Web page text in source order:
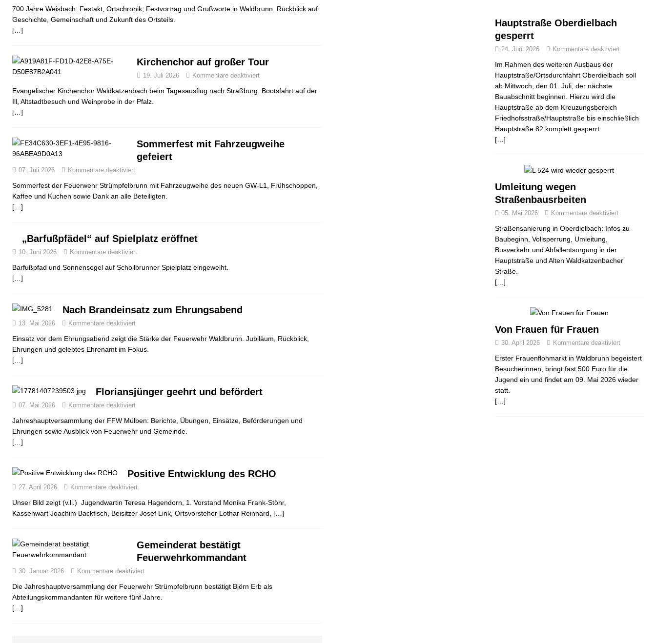
700 Jahre Weisbach: Festakt, Ortschronik, Festvortrag und Grußworte in Waldbrunn. Rückblick auf
Geschichte, Gemeinschaft und Zukunft des Ortsteils.
[…]
Kirchenchor auf großer Tour
19. Juli 2026 Kommentare deaktiviert
Evangelischer Kirchenchor Waldkatzenbach beim Tagesausflug nach Straßburg: Bootsfahrt auf der
Ill, Altstadtbesuch und Weinprobe in der Pfalz.
[…]
Sommerfest mit Fahrzeugweihe
gefeiert
07. Juli 2026 Kommentare deaktiviert
Sommerfest der Feuerwehr Strümpfelbrunn mit Fahrzeugweihe des neuen GW-L1, Frühschoppen,
Kaffee und Kuchen sowie Dank an alle Beteiligten.
[…]
„Barfußpfädel“ auf Spielplatz eröffnet
10. Juni 2026 Kommentare deaktiviert
Barfußpfad und Sonnensegel auf Schollbrunner Spielplatz eingeweiht.
[…]
Nach Brandeinsatz zum Ehrungsabend
13. Mai 2026 Kommentare deaktiviert
Einsatz vor dem Ehrungsabend zeigt die Stärke der Feuerwehr Waldbrunn. Jubiläum, Rückblick,
Ehrungen und gelebtes Ehrenamt im Fokus.
[…]
Floriansjünger geehrt und befördert
07. Mai 2026 Kommentare deaktiviert
Jahreshauptversammlung der FFW Mülben: Berichte, Übungen, Einsätze, Beförderungen und
Ehrungen sowie Ausblick von Feuerwehr und Gemeinde.
[…]
Positive Entwicklung des RCHO
27. April 2026 Kommentare deaktiviert
Unser Bild zeigt (v.li.) Jugendwartin Teresa Hagendorn, 1. Vorstand Monika Frank-Stöhr,
Kassenwart Joachim Backfisch, Beisitzer Josef Link, Ortsvorsteher Lothar Reinhard, […]
Gemeinderat bestätigt
Feuerwehrkommandant
30. Januar 2026 Kommentare deaktiviert
Die Jahreshauptversammlung der Feuerwehr Strümpfelbrunn bestätigt Björn Erb als
Abteilungskommandanten für weitere fünf Jahre.
[…]
Hauptstraße Oberdielbach
gesperrt
24. Juni 2026 Kommentare deaktiviert
Im Rahmen des weiteren Ausbaus der
Hauptstraße/Ortsdurchfahrt Oberdielbach soll
ab Mittwoch, den 01. Juli, der nächste
Bauabschnitt beginnen. Hierzu wird die
Hauptstraße ab dem Kreuzungsbereich
Friedhofsstraße/Hauptstraße bis einschließlich
Hauptstraße 82 komplett gesperrt.
[…]
Umleitung wegen
Straßenbausrbeiten
05. Mai 2026 Kommentare deaktiviert
Straßensanierung in Oberdielbach: Infos zu
Baubeginn, Vollsperrung, Umleitung,
Busverkehr und Abfallentsorgung in der
Hauptstraße und Alten Waldkatzenbacher
Straße.
[…]
Von Frauen für Frauen
30. April 2026 Kommentare deaktiviert
Erster Frauenflohmarkt in Waldbrunn begeistert
Besucherinnen, bringt fast 500 Euro für die
Jugend ein und findet am 09. Mai 2026 wieder
statt.
[…]